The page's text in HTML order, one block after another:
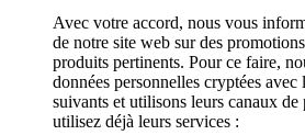
Avec votre accord, nous vous
de notre site web sur des
produits pertinents. Pour ce faire,
données personnelles cryptées avec
suivants et utilisons leurs canaux
utilisez déjà leurs services :